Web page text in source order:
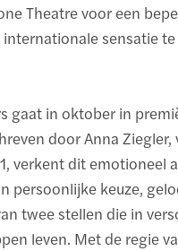
Theatre voor een
sensatie te
gaat in oktober in
door Anna
verkent dit emotioneel
persoonlijke keuze,
twee stellen die in
leven. Met de regie